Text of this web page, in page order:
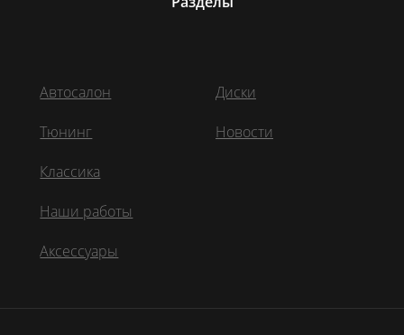
Автосалон
Тюнинг
Классика
Наши работы
Аксессуары
Диски
Новости